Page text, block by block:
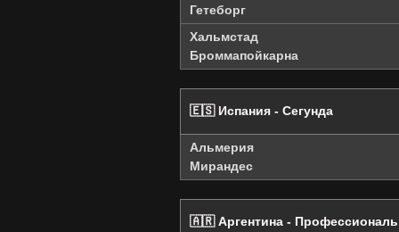
Гетеборг
Хальмстад
Броммапойкарна
🇪🇸 Испания - Сегунда
Альмерия
Мирандес
🇦🇷 Аргентина -